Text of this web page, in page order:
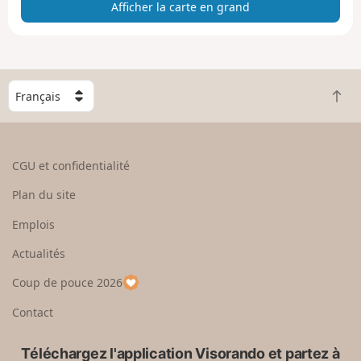
t
e
n
Afficher la carte en grand
C
h
o
e
u
p
a
R
e
CGU et confidentialité
Plan du site
Emplois
Actualités
Coup de pouce 2026
Contact
Téléchargez l'application Visorando et partez à